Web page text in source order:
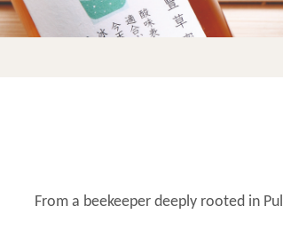
From a beekeeper deeply rooted in